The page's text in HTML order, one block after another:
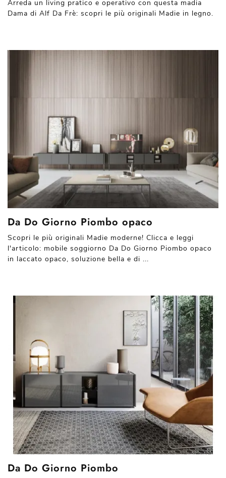
Arreda un living pratico e operativo con questa madia
Dama di Alf Da Frè: scopri le più originali Madie in legno.
Da Do Giorno Piombo opaco
Scopri le più originali Madie moderne! Clicca e leggi
l'articolo: mobile soggiorno Da Do Giorno Piombo opaco
in laccato opaco, soluzione bella e di ...
Da Do Giorno Piombo